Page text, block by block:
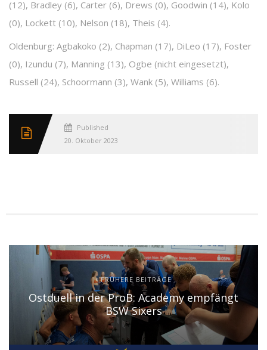
(12), Bradley (6), Carter (6), Drews (0), Goodwin (14), Kolo
(0), Lockett (10), Nelson (18), Theis (4).
Oldenburg: Agbakoko (2), Chapman (17), DiLeo (17), Foster
(0), Izundu (7), Manning (13), Ogbe (nicht eingesetzt),
Russell (24), Schoormann (3), Wank (5), Williams (6).
Published
20. Oktober 2023
FRÜHERE BEITRÄGE
Ostduell in der ProB: Academy empfängt
BSW Sixers